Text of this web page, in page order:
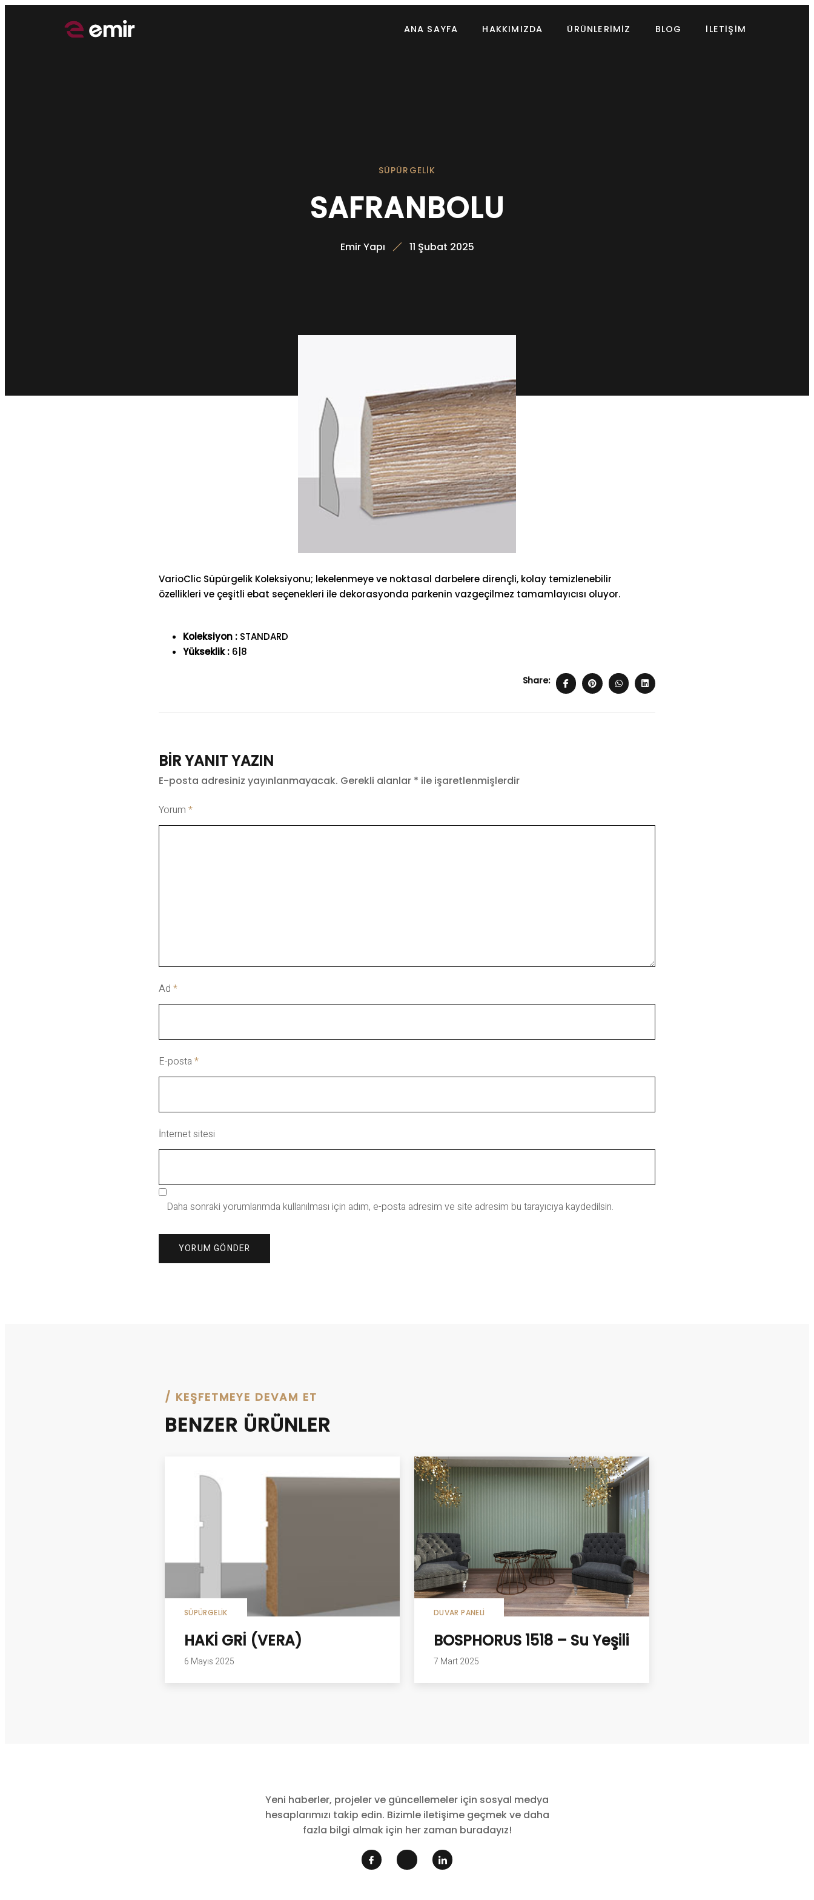
ANA SAYFA HAKKIMIZDA ÜRÜNLERIMIZ BLOG İLETIŞIM
SÜPÜRGELIK
SAFRANBOLU
Emir Yapı 11 Şubat 2025
VarioClic Süpürgelik Koleksiyonu; lekelenmeye ve noktasal darbelere dirençli, kolay temizlenebilir
özellikleri ve çeşitli ebat seçenekleri ile dekorasyonda parkenin vazgeçilmez tamamlayıcısı oluyor.
Koleksiyon : STANDARD
Yükseklik : 6|8
Share:
BIR YANIT YAZIN
E-posta adresiniz yayınlanmayacak. Gerekli alanlar * ile işaretlenmişlerdir
Yorum *
Ad *
E-posta *
İnternet sitesi
Daha sonraki yorumlarımda kullanılması için adım, e-posta adresim ve site adresim bu tarayıcıya kaydedilsin.
/ KEŞFETMEYE DEVAM ET
BENZER ÜRÜNLER
SÜPÜRGELIK
HAKİ GRİ (VERA)
6 Mayıs 2025
DUVAR PANELI
BOSPHORUS 1518 – Su Yeşili
7 Mart 2025
Yeni haberler, projeler ve güncellemeler için sosyal medya
hesaplarımızı takip edin. Bizimle iletişime geçmek ve daha
fazla bilgi almak için her zaman buradayız!